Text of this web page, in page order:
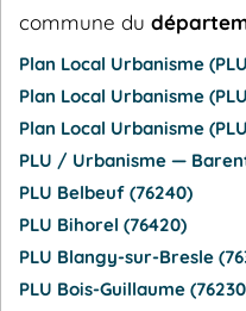
commune du
Plan Local Urbanisme
Plan Local Urbanisme
Plan Local Urbanisme
PLU / Urbanisme —
PLU Belbeuf (76240)
PLU Bihorel (76420)
PLU Blangy-sur-Bresle
PLU Bois-Guillaume